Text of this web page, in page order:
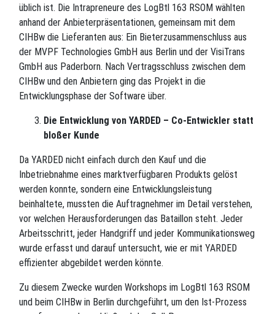
üblich ist. Die Intrapreneure des LogBtl 163 RSOM wählten
anhand der Anbieterpräsentationen, gemeinsam mit dem
CIHBw die Lieferanten aus: Ein Bieterzusammenschluss aus
der MVPF Technologies GmbH aus Berlin und der VisiTrans
GmbH aus Paderborn. Nach Vertragsschluss zwischen dem
CIHBw und den Anbietern ging das Projekt in die
Entwicklungsphase der Software über.
Die Entwicklung von YARDED – Co-Entwickler statt
bloßer Kunde
Da YARDED nicht einfach durch den Kauf und die
Inbetriebnahme eines marktverfügbaren Produkts gelöst
werden konnte, sondern eine Entwicklungsleistung
beinhaltete, mussten die Auftragnehmer im Detail verstehen,
vor welchen Herausforderungen das Bataillon steht. Jeder
Arbeitsschritt, jeder Handgriff und jeder Kommunikationsweg
wurde erfasst und darauf untersucht, wie er mit YARDED
effizienter abgebildet werden könnte.
Zu diesem Zwecke wurden Workshops im LogBtl 163 RSOM
und beim CIHBw in Berlin durchgeführt, um den Ist-Prozess